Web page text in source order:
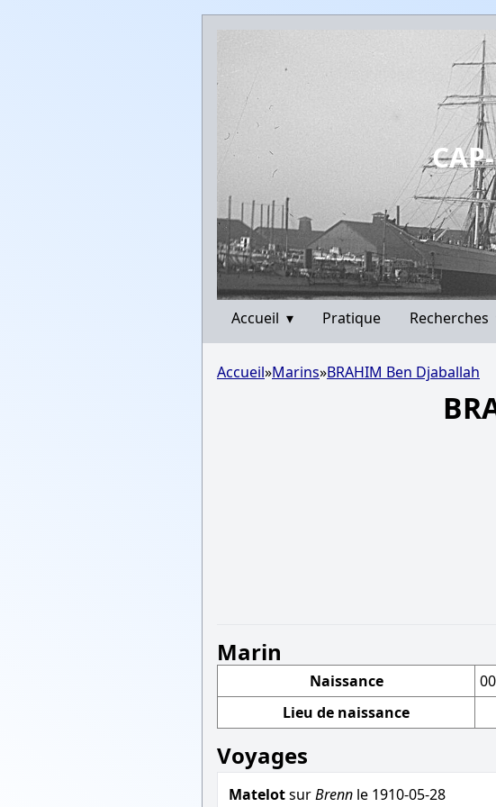
Accueil ▾ Pratique Recherches
Accueil»Marins»BRAHIM Ben Djaballah
Marin
Naissance
Lieu de naissance
Voyages
MatelotsurBrenn le 1910-05-28